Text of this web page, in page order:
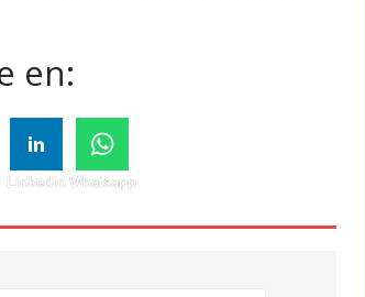
en:
Linkedin Whatsapp